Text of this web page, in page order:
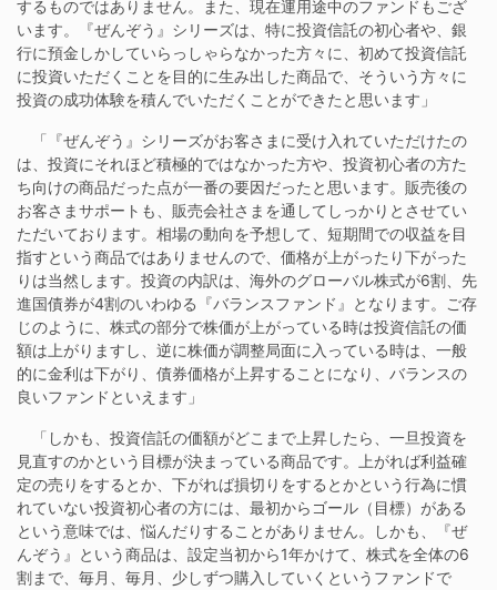
するものではありません。また、現在運用途中のファンドもござ
います。『ぜんぞう』シリーズは、特に投資信託の初心者や、銀
行に預金しかしていらっしゃらなかった方々に、初めて投資信託
に投資いただくことを目的に生み出した商品で、そういう方々に
投資の成功体験を積んでいただくことができたと思います」
「『ぜんぞう』シリーズがお客さまに受け入れていただけたの
は、投資にそれほど積極的ではなかった方や、投資初心者の方た
ち向けの商品だった点が一番の要因だったと思います。販売後の
お客さまサポートも、販売会社さまを通してしっかりとさせてい
ただいております。相場の動向を予想して、短期間での収益を目
指すという商品ではありませんので、価格が上がったり下がった
りは当然します。投資の内訳は、海外のグローバル株式が6割、先
進国債券が4割のいわゆる『バランスファンド』となります。ご存
じのように、株式の部分で株価が上がっている時は投資信託の価
額は上がりますし、逆に株価が調整局面に入っている時は、一般
的に金利は下がり、債券価格が上昇することになり、バランスの
良いファンドといえます」
「しかも、投資信託の価額がどこまで上昇したら、一旦投資を
見直すのかという目標が決まっている商品です。上がれば利益確
定の売りをするとか、下がれば損切りをするとかという行為に慣
れていない投資初心者の方には、最初からゴール（目標）がある
という意味では、悩んだりすることがありません。しかも、『ぜ
んぞう』という商品は、設定当初から1年かけて、株式を全体の6
割まで、毎月、毎月、少しずつ購入していくというファンドで